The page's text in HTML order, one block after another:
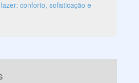
conforto, sofisticação e